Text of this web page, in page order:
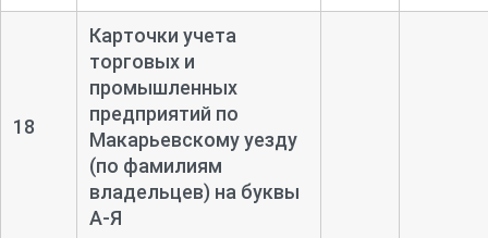
18
Карточки учета
торговых и
промышленных
предприятий по
Макарьевскому уезду
(по фамилиям
владельцев) на буквы
А-Я